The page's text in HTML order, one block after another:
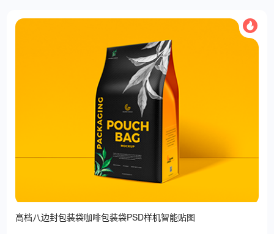
高档八边封包装袋咖啡包装袋PSD样机智能贴图